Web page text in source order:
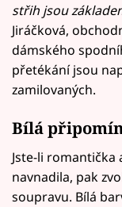
střih jsou
Jiráčková,
dámského
přetékání jsou
zamilovaných.
Bílá
Jste-li
navnadila, pak
soupravu. Bílá